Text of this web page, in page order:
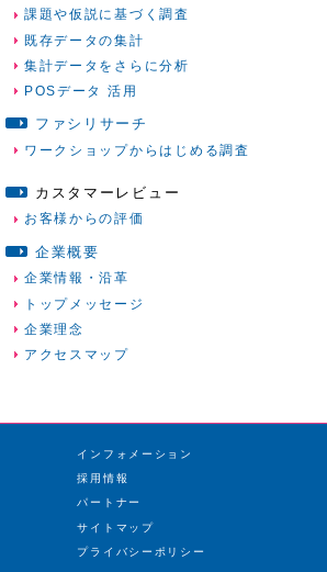
課題や仮説に基づく調査
既存データの集計
集計データをさらに分析
POSデータ 活用
ファシリサーチ
ワークショップからはじめる調査
カスタマーレビュー
お客様からの評価
企業概要
企業情報・沿革
トップメッセージ
企業理念
アクセスマップ
インフォメーション
採用情報
パートナー
サイトマップ
プライバシーポリシー